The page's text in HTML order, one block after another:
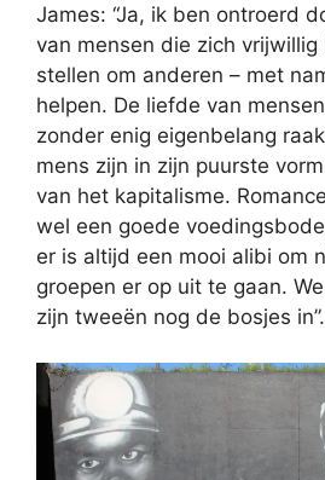
James: “Ja, ik ben ontroerd
van mensen die zich
stellen om anderen – met
helpen. De liefde van
zonder enig eigenbelang
mens zijn in zijn puurste
van het kapitalisme.
wel een goede
er is altijd een mooi alibi om
groepen er op uit te gaan.
zijn tweeën nog de bosjes in”.